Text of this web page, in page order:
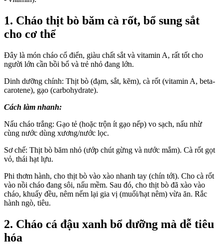
1. Cháo thịt bò băm cà rốt, bổ sung sắt
cho cơ thể
Đây là món cháo cổ điển, giàu chất sắt và vitamin A, rất tốt cho
người lớn cần bồi bổ và trẻ nhỏ đang lớn.
Dinh dưỡng chính: Thịt bò (đạm, sắt, kẽm), cà rốt (vitamin A, beta-
carotene), gạo (carbohydrate).
Cách làm nhanh:
Nấu cháo trắng: Gạo tẻ (hoặc trộn ít gạo nếp) vo sạch, nấu nhừ
cùng nước dùng xương/nước lọc.
Sơ chế: Thịt bò băm nhỏ (ướp chút gừng và nước mắm). Cà rốt gọt
vỏ, thái hạt lựu.
Phi thơm hành, cho thịt bò vào xào nhanh tay (chín tới). Cho cà rốt
vào nồi cháo đang sôi, nấu mềm. Sau đó, cho thịt bò đã xào vào
cháo, khuấy đều, nêm nếm lại gia vị (muối/hạt nêm) vừa ăn. Rắc
hành ngò, tiêu.
2. Cháo cá đậu xanh bổ dưỡng mà dễ tiêu
hóa